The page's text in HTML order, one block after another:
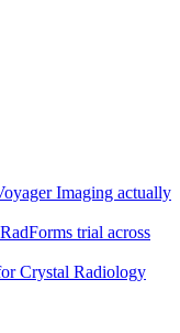
Imaging actually
trial across
Crystal Radiology